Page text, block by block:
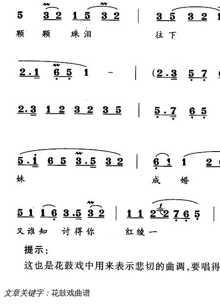
文章关键字： 花鼓戏曲谱